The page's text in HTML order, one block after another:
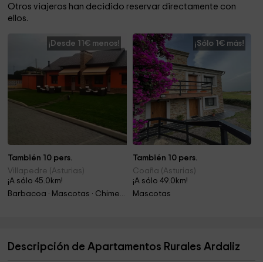
Otros viajeros han decidido reservar directamente con
ellos.
¡Desde 11€ menos!
También 10 pers.
Villapedre (Asturias)
¡A sólo 45.0km!
Barbacoa · Mascotas · Chimenea
¡Sólo 1€ más!
También 10 pers.
Coaña (Asturias)
¡A sólo 49.0km!
Mascotas
Descripción de Apartamentos Rurales Ardaliz